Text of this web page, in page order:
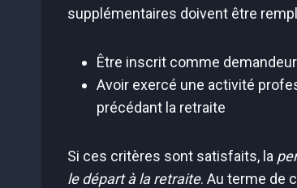
supplémentaires doivent être
Être inscrit comme demandeur
Avoir exercé une activité
précédant la retraite
Si ces critères sont satisfaits, la
le départ à la retraite. Au terme de